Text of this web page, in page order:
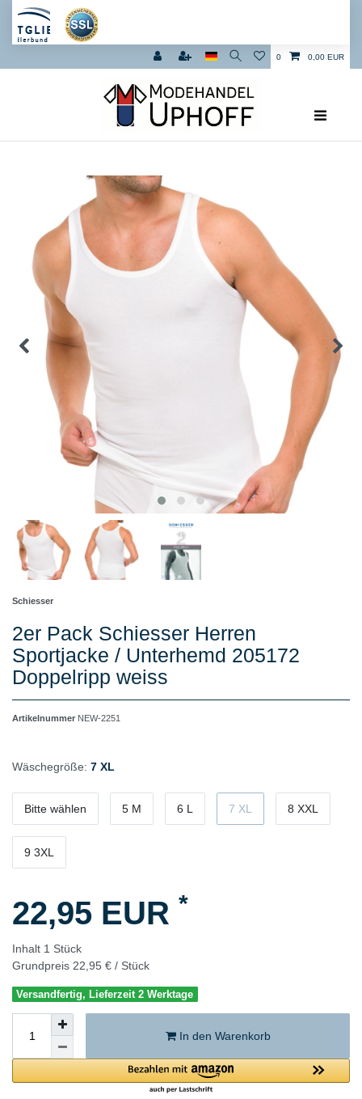
0 0,00 EUR
Schiesser
2er Pack Schiesser Herren
Sportjacke / Unterhemd 205172
Doppelripp weiss
Artikelnummer NEW-2251
Wäschegröße: 7 XL
Bitte wählen 5 M 6 L 7 XL 8 XXL
9 3XL
22,95 EUR *
Inhalt 1 Stück
Grundpreis 22,95 € / Stück
Versandfertig, Lieferzeit 2 Werktage
In den Warenkorb